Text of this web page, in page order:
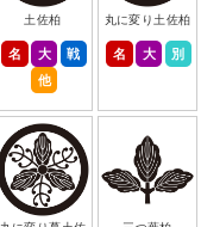
土佐柏
名 大
戦
他
丸に変り土佐柏
名 大 別